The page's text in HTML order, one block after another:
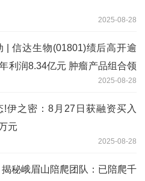
2025-08-28
| 信达生物(01801)绩后高开逾
利润8.34亿元 肿瘤产品组合领
2025-08-28
!伊之密：8月27日获融资买入
元
2025-08-28
秘峨眉山陪爬团队：已陪爬千